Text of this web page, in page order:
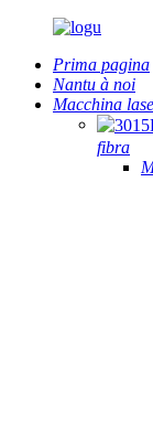
Prima pagina
Nantu à noi
Macchina
fibra